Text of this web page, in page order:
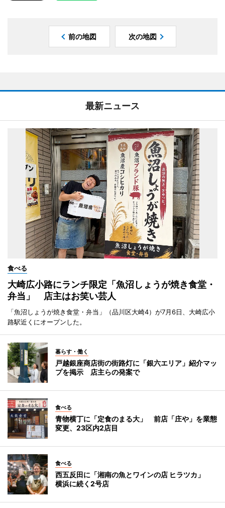
前の地図 次の地図
最新ニュース
食べる
大崎広小路にランチ限定「魚沼しょうが焼き食堂・
弁当」 店主はお笑い芸人
「魚沼しょうが焼き食堂・弁当」（品川区大崎4）が7月6日、大崎広小
路駅近くにオープンした。
暮らす・働く
戸越銀座商店街の街路灯に「銀六エリア」紹介マッ
プを掲示 店主らの発案で
食べる
青物横丁に「定食のまる大」 前店「庄や」を業態
変更、23区内2店目
食べる
西五反田に「湘南の魚とワインの店 ヒラツカ」
横浜に続く2号店